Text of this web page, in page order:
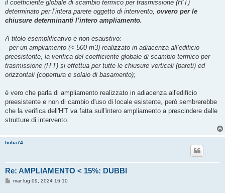
il coefficiente globale di scambio termico per trasmissione (H’T)
determinato per l’intera parete oggetto di intervento, ovvero per le
chiusure determinanti l’intero ampliamento.
A titolo esemplificativo e non esaustivo:
- per un ampliamento (< 500 m3) realizzato in adiacenza all’edificio
preesistente, la verifica del coefficiente globale di scambio termico per
trasmissione (H’T) si effettua per tutte le chiusure verticali (pareti) ed
orizzontali (copertura e solaio di basamento);
è vero che parla di ampliamento realizzato in adiacenza all'edificio
preesistente e non di cambio d'uso di locale esistente, però sembrerebbe
che la verifica dell'H'T va fatta sull'intero ampliamento a prescindere dalle
strutture di intervento.
boba74
Re: AMPLIAMENTO < 15%: DUBBI
Mmar lug 09, 2024 16:10